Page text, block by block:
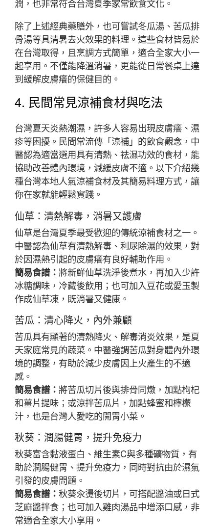
潤，也非常符合台灣夏季家常飲食文化。
除了上述經典藥膳外，也可嘗試冬瓜湯、苦瓜排
骨湯等具清暑去火效果的料理。這些食材皆易於
在台灣取得，且烹調方式簡單，適合全家大小一
起享用。不僅能降溫消暑，更能從日常餐桌上達
到緩解皮膚癢的保健目的。
4. 民間常見涼補食材與吃法
台灣夏天炎熱潮濕，許多人容易出現皮膚癢、濕
疹等困擾。民間常流傳「涼補」的飲食觀念，中
醫認為適當選用具有清熱、祛濕功效的食材，能
協助改善體內環境，減緩皮膚不適。以下介紹幾
種台灣本地人氣涼補食材及其簡易料理方式，讓
你在家就能輕鬆實踐。
仙草：清熱解毒，消暑又護膚
仙草是台灣夏季最受歡迎的傳統涼補食材之一。
中醫認為仙草有清熱解毒、利尿除濕的效果，對
於因濕熱引起的皮膚癢有良好輔助作用。
簡易食譜： 將新鮮仙草洗淨後煮水，再加入少許
冰糖調味，冷藏後飲用；也可加入豆花或愛玉製
作成仙草凍，既消暑又健康。
苦瓜：清心降火，內外兼顧
苦瓜具有顯著的清熱降火、解毒消炎效果，是夏
天家庭常見的蔬菜。中醫強調苦瓜對身體內外環
境的調整，有助於減少皮膚因上火產生的不適
感。
簡易食譜： 將苦瓜切片後與排骨同燉，加點枸杞
和薑片提味；或涼拌苦瓜片，加點蜂蜜和檸檬
汁，也是台灣人愛吃的開胃小菜。
秋葵：潤腸健胃，提升免疫力
秋葵富含黏液蛋白、維生素C與多種礦物質，有
助於潤腸健胃、提升免疫力，同時對抗由於濕氣
引發的皮膚問題。
簡易食譜： 秋葵汆燙後切片，可搭配醬油或日式
芝麻醬拌食；也可加入雞肉湯品中增添口感，非
常適合全家大小享用。